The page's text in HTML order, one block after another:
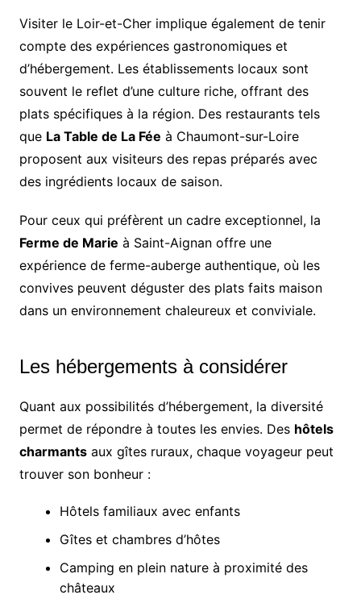
Visiter le Loir-et-Cher implique également de tenir
compte des expériences gastronomiques et
d’hébergement. Les établissements locaux sont
souvent le reflet d’une culture riche, offrant des
plats spécifiques à la région. Des restaurants tels
que La Table de La Fée à Chaumont-sur-Loire
proposent aux visiteurs des repas préparés avec
des ingrédients locaux de saison.
Pour ceux qui préfèrent un cadre exceptionnel, la
Ferme de Marie à Saint-Aignan offre une
expérience de ferme-auberge authentique, où les
convives peuvent déguster des plats faits maison
dans un environnement chaleureux et conviviale.
Les hébergements à considérer
Quant aux possibilités d’hébergement, la diversité
permet de répondre à toutes les envies. Des hôtels
charmantsaux gîtes ruraux, chaque voyageur peut
trouver son bonheur :
Hôtels familiaux avec enfants
Gîtes et chambres d’hôtes
Camping en plein nature à proximité des
châteaux